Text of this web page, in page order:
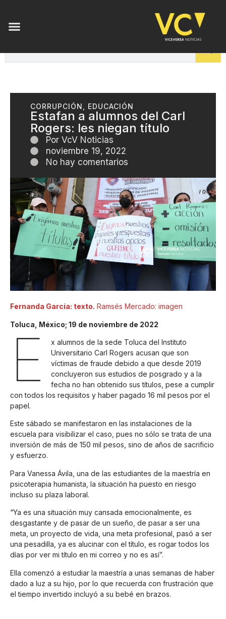
CORRUPCIÓN EDUCACIÓN
Estafan a alumnos del Carl
Rogers: les niegan título
Por VcV Noticias
noviembre 19, 2022
No hay comentarios
Fernanda García: texto. Ramsés Mercado: imagen
Toluca, México; 19 de noviembre de 2022
E
x alumnos de la sede Toluca del Instituto
Universitario Carl Rogers acusan que son
víctimas de fraude debido a que desde 2019
concluyeron sus estudios de posgrado y a la
fecha no han obtenido sus títulos, pese a cumplir
con todos los requisitos y haber pagado 16 mil pesos por el
papel.
Este sábado se manifestaron en las instalaciones de la
escuela para visibilizar el caso, pues no sólo se trata de una
inversión de más de 150 mil pesos, sino de años de sacrificio
y esfuerzo.
Para Vanessa Ávila, una de las estudiantes de la maestría en
psicoterapia humanista, la situación ha puesto en riesgo
incluso su plaza laboral.
“Ya es una situación muy cansada emocionalmente, es
desgastante y de pasar de un sueño, de pasar a ser una
meta, un proyecto de vida, una meta profesional, pasó a ser
una pesadilla, ya es alucinar con el título, es rogar todos los
días por ver mi título en mi correo y no es así”.
Ella comenzó a estudiar la maestría a unas semanas de haber
dado a luz a su hijo, por lo que recuerda con frustración que
el tiempo invertido incluyó a su bebé en brazos.